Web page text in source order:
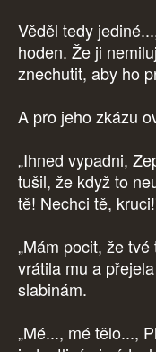
Věděl tedy
hoden. Že ji
znechutit, aby ho
A pro jeho zkázu
„Ihned vypadni,
tušil, že když to
tě! Nechci tě,
„Mám pocit, že
vrátila mu a
slabinám.
„Mé..., mé tělo...,